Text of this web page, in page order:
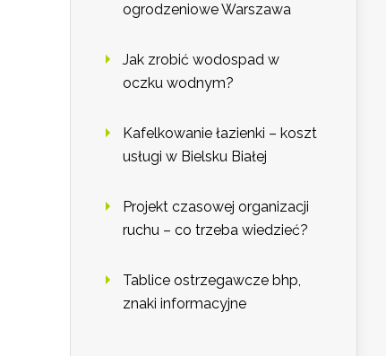
ogrodzeniowe Warszawa
Jak zrobić wodospad w
oczku wodnym?
Kafelkowanie łazienki – koszt
usługi w Bielsku Białej
Projekt czasowej organizacji
ruchu – co trzeba wiedzieć?
Tablice ostrzegawcze bhp,
znaki informacyjne